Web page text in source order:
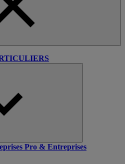
Pro & Entreprises